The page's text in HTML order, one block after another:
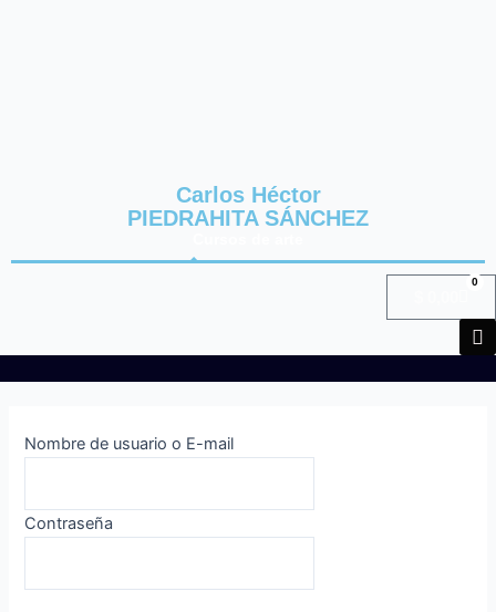
Carlos Héctor
PIEDRAHITA SÁNCHEZ
0
Nombre de usuario o E-mail
Contraseña